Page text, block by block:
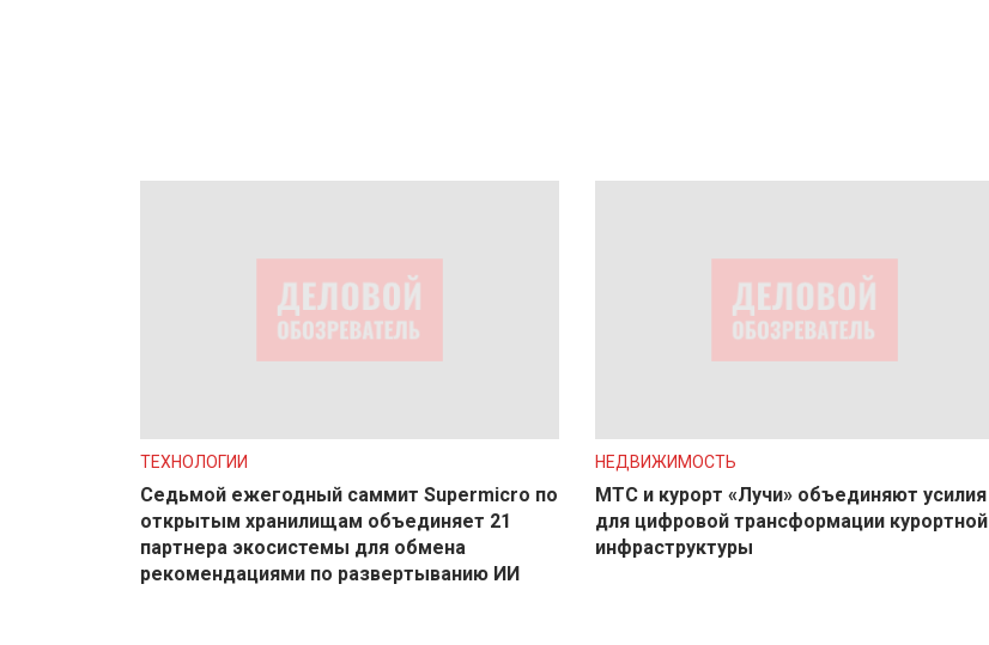
ТЕХНОЛОГИИ
Седьмой ежегодный саммит Supermicro по
открытым хранилищам объединяет 21
партнера экосистемы для обмена
рекомендациями по развертыванию ИИ
НЕДВИЖИМОСТЬ
МТС и курорт «Лучи» объединяют усилия
для цифровой трансформации курортной
инфраструктуры